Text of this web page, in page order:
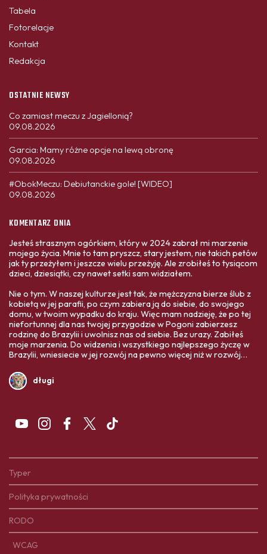
Tabela
Fotorelacje
Kontakt
Redakcja
OSTATNIE NEWSY
Co zamiast meczu z Jagiellonią?
09.08.2026
Garcia: Mamy różne opcje na lewą obronę
09.08.2026
#ObokMeczu: Debiutanckie gole! [WIDEO]
09.08.2026
KOMENTARZ DNIA
Jesteś strasznym ogórkiem, który w 2024 zabrał mi marzenie
mojego życia. Mnie to tam pryszcz, stary jestem, nie takich petów
jak ty przeżyłem i jeszcze wielu przeżyję. Ale zrobiłeś to tysiącom
dzieci, dziesiątki, czy nawet setki sam widziałem.
Nie o tym. W naszej kulturze jest tak, że mężczyzna bierze ślub z
kobietą w jej parafii, po czym zabiera ją do siebie, do swojego
domu, w twoim wypadku do kraju. Więc mam nadzieję, że po tej
niefortunnej dla nas twojej przygodzie w Pogoni zabierzesz
rodzinę do Brazylii i uwolnisz nas od siebie. Bez urazy. Zabiłeś
moje marzenia. Do widzenia i wszystkiego najlepszego życzę w
Brazylii, wniesiecie w jej rozwój na pewno więcej niż w rozwój
długi
Typer
Polityka prywatności
RODO
WCAG